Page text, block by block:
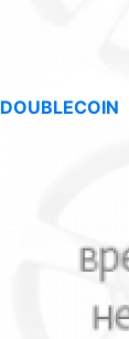
DOUBLECOIN